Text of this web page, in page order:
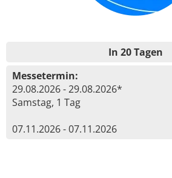
In 20 Tagen
Messetermin:
29.08.2026 - 29.08.2026*
Samstag, 1 Tag
07.11.2026 - 07.11.2026